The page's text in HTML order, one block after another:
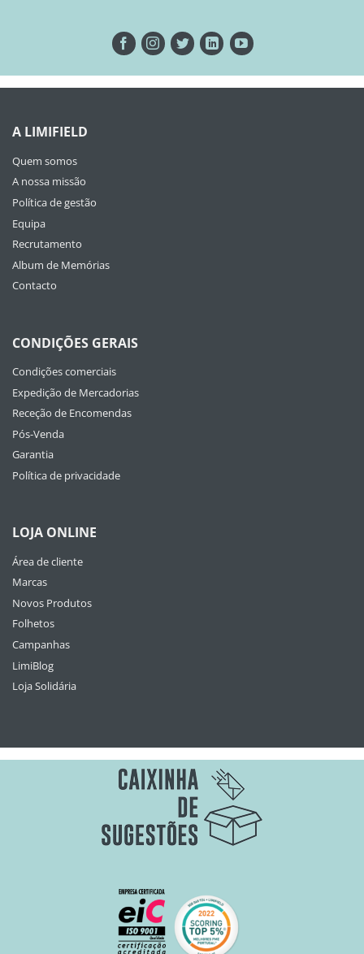
A LIMIFIELD
Quem somos
A nossa missão
Política de gestão
Equipa
Recrutamento
Album de Memórias
Contacto
CONDIÇÕES GERAIS
Condições comerciais
Expedição de Mercadorias
Receção de Encomendas
Pós-Venda
Garantia
Política de privacidade
LOJA ONLINE
Área de cliente
Marcas
Novos Produtos
Folhetos
Campanhas
LimiBlog
Loja Solidária